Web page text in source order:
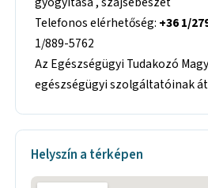
Telefonos elérhetőség: +36 1/
1/889-5762
Az Egészségügyi Tudakozó
egészségügyi szolgáltatóinak
Helyszín a térképen